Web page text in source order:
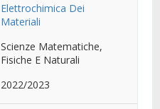
Elettrochimica Dei
Materiali
Scienze Matematiche,
Fisiche E Naturali
2022/2023